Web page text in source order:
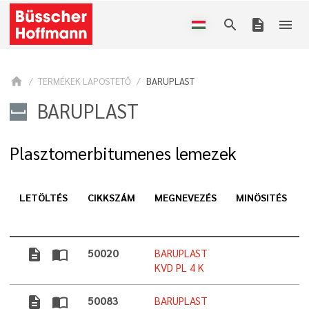
search description menu
home TERMÉKEK LAPOSTETŐ BARUPLAST
BARUPLAST
Plasztomerbitumenes lemezek
LETÖLTÉS CIKKSZÁM MEGNEVEZÉS MINÖSITÉS
description import_contacts 50020
BARUPLAST
KVD PL 4 K
description import_contacts 50083
BARUPLAST